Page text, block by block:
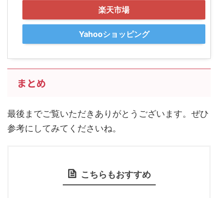
楽天市場
Yahooショッピング
まとめ
最後までご覧いただきありがとうございます。ぜひ
参考にしてみてくださいね。
こちらもおすすめ